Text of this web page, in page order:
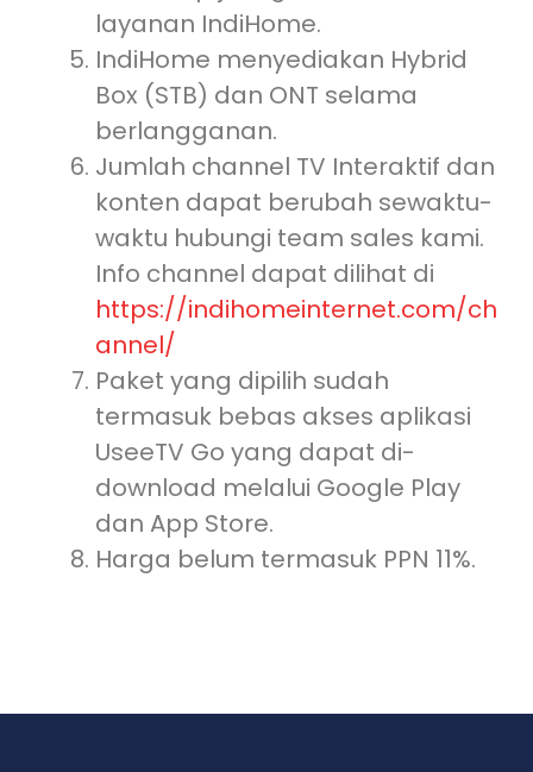
layanan IndiHome.
IndiHome menyediakan Hybrid
Box (STB) dan ONT selama
berlangganan.
Jumlah channel TV Interaktif dan
konten dapat berubah sewaktu-
waktu hubungi team sales kami.
Info channel dapat dilihat di
https://indihomeinternet.com/ch
annel/
Paket yang dipilih sudah
termasuk bebas akses aplikasi
UseeTV Go yang dapat di-
download melalui Google Play
dan App Store.
Harga belum termasuk PPN 11%.